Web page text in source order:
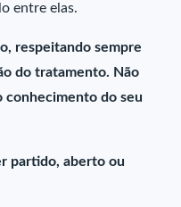
entre elas.
respeitando sempre
do tratamento. Não
do seu
partido, aberto ou